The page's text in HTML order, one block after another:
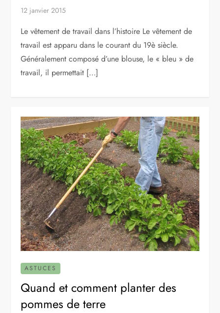
12 janvier 2015
Le vêtement de travail dans l’histoire Le vêtement de
travail est apparu dans le courant du 19è siècle.
Généralement composé d’une blouse, le « bleu » de
travail, il permettait […]
ASTUCES
Quand et comment planter des
pommes de terre